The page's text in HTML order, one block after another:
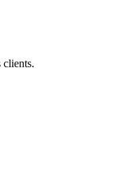
clients.